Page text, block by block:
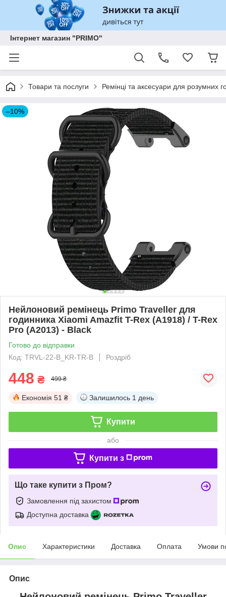
Інтернет магазин "PRIMO"
Товари та послуги Ремінці та аксесуари для розумних
–10%
Нейлоновий ремінець Primo Traveller для
годинника Xiaomi Amazfit T-Rex (A1918) / T-Rex
Pro (A2013) - Black
Готово до відправки
Код: TRVL-22-B_KR-TR-B
Роздріб
448 ₴ 499 ₴
Економія 51 ₴ Залишилось 1 день
Купити
або
Купити з
Що таке купити з Пром?
Замовлення під захистом
Доступна доставка
Опис Характеристики Доставка Оплата Умови
Опис